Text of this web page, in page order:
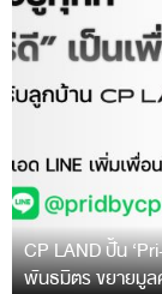
CP LAND ปั้น
พันธมิตร ขยายมูล